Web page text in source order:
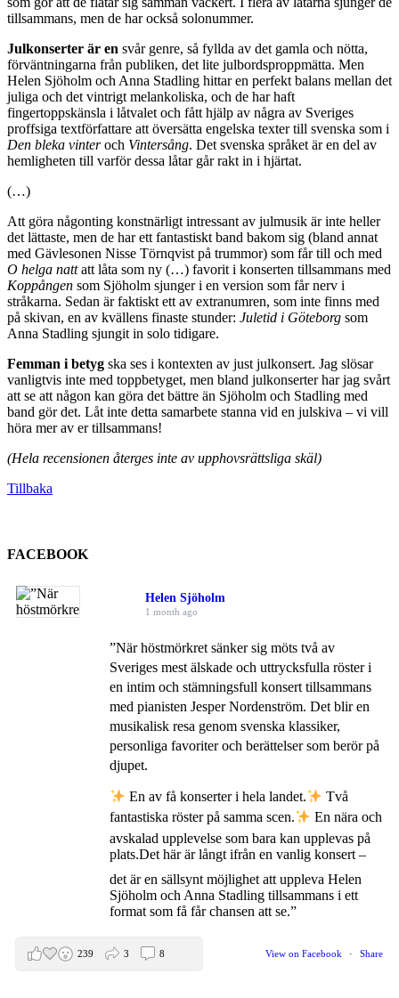
tillsammans, men de har också solonummer.
Julkonserter är en svår genre, så fyllda av det gamla och nötta,
förväntningarna från publiken, det lite julbordsproppmätta. Men
Helen Sjöholm och Anna Stadling hittar en perfekt balans mellan det
juliga och det vintrigt melankoliska, och de har haft
fingertoppskänsla i låtvalet och fått hjälp av några av Sveriges
proffsiga textförfattare att översätta engelska texter till svenska som i
Den bleka vinteroch Vintersång. Det svenska språket är en del av
hemligheten till varför dessa låtar går rakt in i hjärtat.
(…)
Att göra någonting konstnärligt intressant av julmusik är inte heller
det lättaste, men de har ett fantastiskt band bakom sig (bland annat
med Gävlesonen Nisse Törnqvist på trummor) som får till och med
O helga nattatt låta som ny (…) favorit i konserten tillsammans med
Koppången som Sjöholm sjunger i en version som får nerv i
stråkarna. Sedan är faktiskt ett av extranumren, som inte finns med
på skivan, en av kvällens finaste stunder: Juletid i Göteborg som
Anna Stadling sjungit in solo tidigare.
Femman i betyg ska ses i kontexten av just julkonsert. Jag slösar
vanligtvis inte med toppbetyget, men bland julkonserter har jag svårt
att se att någon kan göra det bättre än Sjöholm och Stadling med
band gör det. Låt inte detta samarbete stanna vid en julskiva – vi vill
höra mer av er tillsammans!
(Hela recensionen återges inte av upphovsrättsliga skäl)
Tillbaka
FACEBOOK
Helen Sjöholm
1 month ago
”När höstmörkret sänker sig möts två av
Sveriges mest älskade och uttrycksfulla röster i
en intim och stämningsfull konsert tillsammans
med pianisten Jesper Nordenström. Det blir en
musikalisk resa genom svenska klassiker,
personliga favoriter och berättelser som berör på
djupet.
En av få konserter i hela landet.
Två
fantastiska röster på samma scen.
En nära och
avskalad upplevelse som bara kan upplevas på
plats.Det här är långt ifrån en vanlig konsert –
det är en sällsynt möjlighet att uppleva Helen
Sjöholm och Anna Stadling tillsammans i ett
format som få får chansen att se.”
View on Facebook · Share
239 3 8